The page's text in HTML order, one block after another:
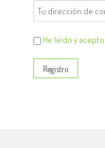
He leído y